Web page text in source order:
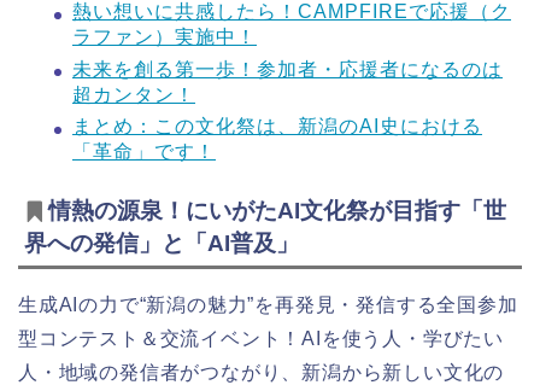
熱い想いに共感したら！CAMPFIREで応援（ク
ラファン）実施中！
未来を創る第一歩！参加者・応援者になるのは
超カンタン！
まとめ：この文化祭は、新潟のAI史における
「革命」です！
情熱の源泉！にいがたAI文化祭が目指す「世
界への発信」と「AI普及」
生成AIの力で“新潟の魅力”を再発見・発信する全国参加
型コンテスト＆交流イベント！AIを使う人・学びたい
人・地域の発信者がつながり、新潟から新しい文化の